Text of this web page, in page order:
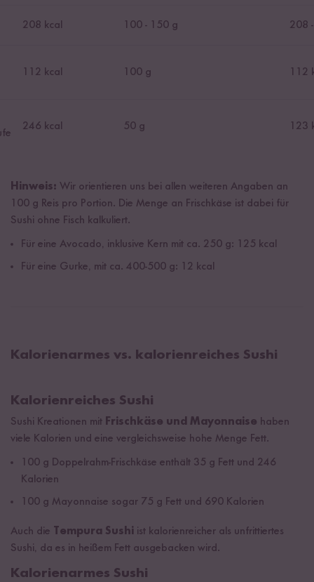
208 kcal 100 - 150 g 208
112 kcal 100 g 112
246 kcal 50 g 123
Hinweis: Wir orientieren uns bei allen weiteren Angaben an
100 g Reis pro Portion. Die Menge an Frischkäse ist dabei für
Sushi ohne Fisch kalkuliert.
Für eine Avocado, inklusive Kern mit ca. 250 g: 125 kcal
Für eine Gurke, mit ca. 400-500 g: 12 kcal
Kalorienarmes vs. kalorienreiches Sushi
Kalorienreiches Sushi
Sushi Kreationen mit Frischkäse und Mayonnaise haben
viele Kalorien und eine vergleichsweise hohe Menge Fett.
100 g Doppelrahm-Frischkäse enthält 35 g Fett und 246
Kalorien
100 g Mayonnaise sogar 75 g Fett und 690 Kalorien
Auch die Tempura Sushi ist kalorienreicher als unfrittiertes
Sushi, da es in heißem Fett ausgebacken wird.
Kalorienarmes Sushi